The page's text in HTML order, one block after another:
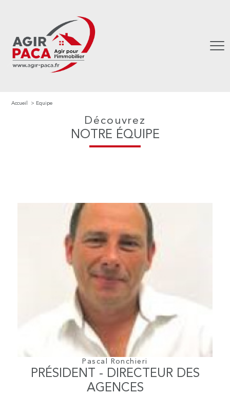
Accueil Equipe
Découvrez
NOTRE ÉQUIPE
Pascal Ronchieri
PRÉSIDENT - DIRECTEUR DES
AGENCES